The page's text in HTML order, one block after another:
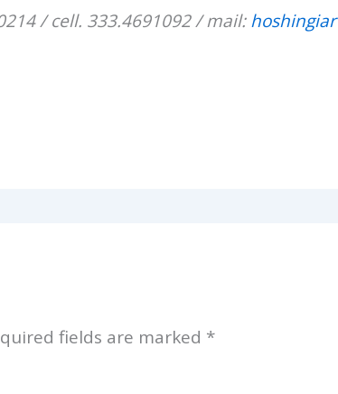
/ cell. 333.4691092 / mail:
fields are marked *